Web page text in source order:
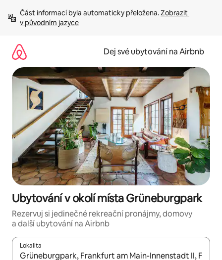
obsah
Část informací byla automaticky přeložena. Zobrazit
v původním jazyce
Dej své ubytování na Airbnb
Ubytování v okolí místa Grüneburgpark
Rezervuj si jedinečné rekreační pronájmy, domovy
a další ubytování na Airbnb
Lokalita
Až budou výsledky k dispozici, můžeš si je procházet pomocí